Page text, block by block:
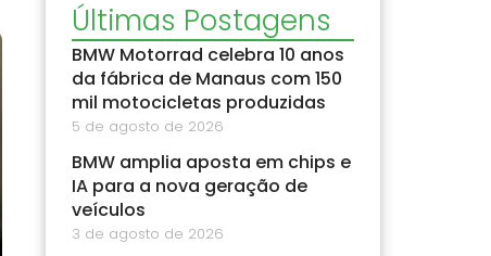
Últimas Postagens
BMW Motorrad celebra 10 anos
da fábrica de Manaus com 150
mil motocicletas produzidas
5 de agosto de 2026
BMW amplia aposta em chips e
IA para a nova geração de
veículos
3 de agosto de 2026